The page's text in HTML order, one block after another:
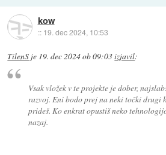
kow
:: 19. dec 2024, 10:53
TilenS je 19. dec 2024 ob 09:03izjavil:
Vsak vložek v te projekte je dober,
razvoj. Eni bodo prej na neki točki drugi
prideš. Ko enkrat opustiš neko
nazaj.